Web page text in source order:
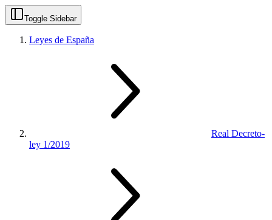
Toggle Sidebar
Leyes de España
Real Decreto-
ley 1/2019